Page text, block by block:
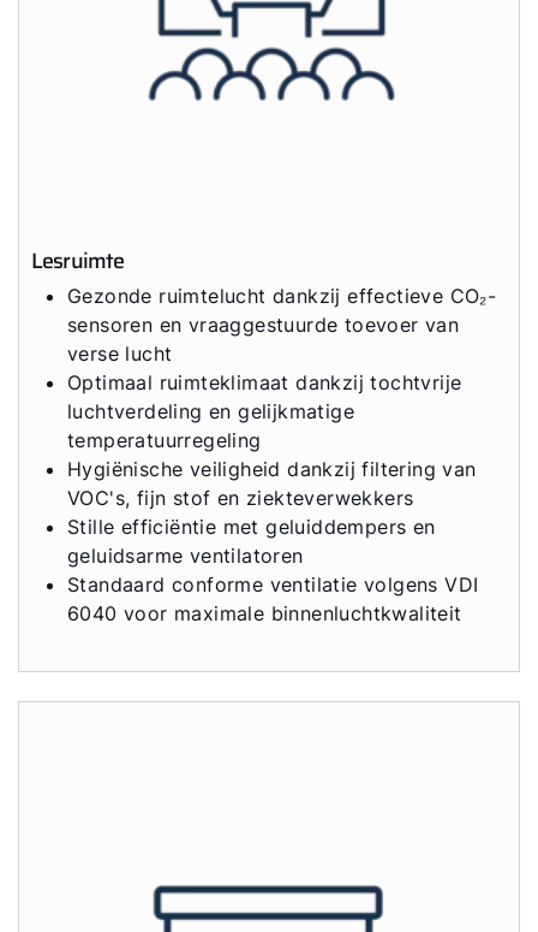
Lesruimte
Gezonde ruimtelucht dankzij effectieve CO₂-
sensoren en vraaggestuurde toevoer van
verse lucht
Optimaal ruimteklimaat dankzij tochtvrije
luchtverdeling en gelijkmatige
temperatuurregeling
Hygiënische veiligheid dankzij filtering van
VOC's, fijn stof en ziekteverwekkers
Stille efficiëntie met geluiddempers en
geluidsarme ventilatoren
Standaard conforme ventilatie volgens VDI
6040 voor maximale binnenluchtkwaliteit
Hallo!
Hoe kunnen wij u helpen?
Adresgegevens